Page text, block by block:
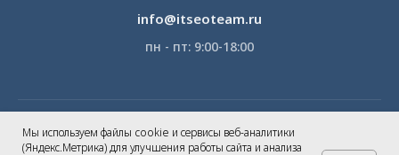
Мы используем файлы cookie и сервисы веб-аналитики
(Яндекс.Метрика) для улучшения работы сайта и анализа
info@itseoteam.ru
пн - пт: 9:00-18:00
© 2026 IT SEO Team. Все права защищены. |
конфиденциальности